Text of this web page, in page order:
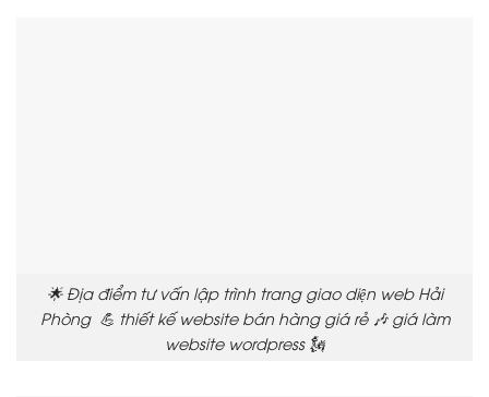
🌟 Địa điểm tư vấn lập trình trang giao diện web Hải
Phòng 💪 thiết kế website bán hàng giá rẻ 🎶 giá làm
website wordpress 🗽